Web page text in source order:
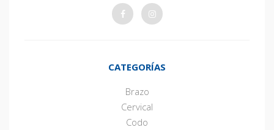
FacebookInstagram
CATEGORÍAS
Brazo
Cervical
Codo